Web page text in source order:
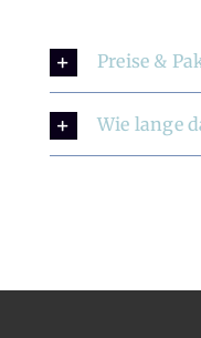
Preise &
Wie lange